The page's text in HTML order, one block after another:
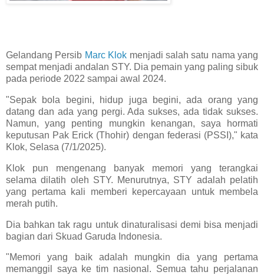
Gelandang Persib Marc Klok menjadi salah satu nama yang
sempat menjadi andalan STY. Dia pemain yang paling sibuk
pada periode 2022 sampai awal 2024.
"Sepak bola begini, hidup juga begini, ada orang yang
datang dan ada yang pergi. Ada sukses, ada tidak sukses.
Namun, yang penting mungkin kenangan, saya hormati
keputusan Pak Erick (Thohir) dengan federasi (PSSI)," kata
Klok, Selasa (7/1/2025).
Klok pun mengenang banyak memori yang terangkai
selama dilatih oleh STY. Menurutnya, STY adalah pelatih
yang pertama kali memberi kepercayaan untuk membela
merah putih.
Dia bahkan tak ragu untuk dinaturalisasi demi bisa menjadi
bagian dari Skuad Garuda Indonesia.
"Memori yang baik adalah mungkin dia yang pertama
memanggil saya ke tim nasional. Semua tahu perjalanan